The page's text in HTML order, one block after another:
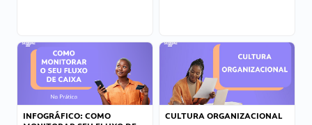
INFOGRÁFICO: COMO
CULTURA ORGANIZACIONAL